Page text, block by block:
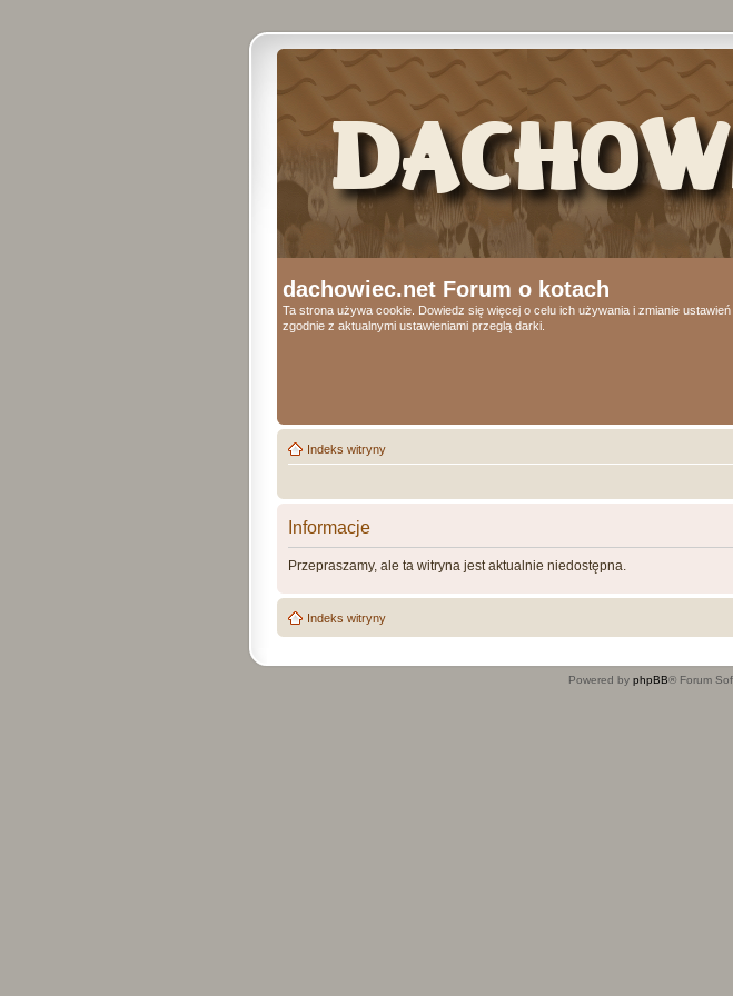
dachowiec.net Forum o kotach
Ta strona używa cookie. Dowiedz się więcej o celu ich używania i zmianie
zgodnie z aktualnymi ustawieniami przeglą darki.
Indeks witryny
Informacje
Przepraszamy, ale ta witryna jest aktualnie niedostępna.
Indeks witryny
Powered by phpBB® Forum